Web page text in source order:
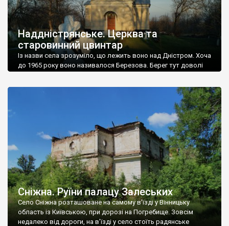
Наддністрянське. Церква та
старовинний цвинтар
Із назви села зрозуміло, що лежить воно над Дністром. Хоча
до 1965 року воно називалося Березова. Берег тут доволі
Наддністрянське відрізняється від більшості навколишніх
сіл. У селі є мурована Михайлівська церква. Точної дати […]
Сніжна. Руїни палацу Залеських
Село Сніжна розташоване на самому в’їзді у Вінницьку
область із Київською, при дорозі на Погребище. Зовсім
недалеко від дороги, на в’їзді у село стоїть радянське